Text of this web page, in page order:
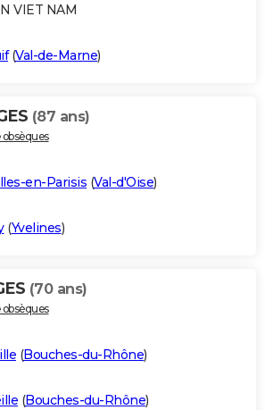
VIET NAM
(Val-de-Marne)
(87 ans)
en-Parisis (Val-d'Oise)
(Yvelines)
(70 ans)
(Bouches-du-Rhône)
(Bouches-du-Rhône)